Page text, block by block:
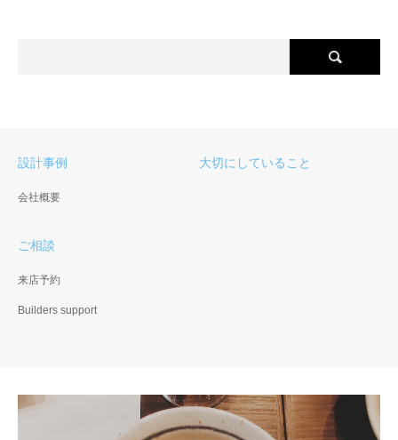
設計事例
会社概要
大切にしていること
ご相談
来店予約
Builders support